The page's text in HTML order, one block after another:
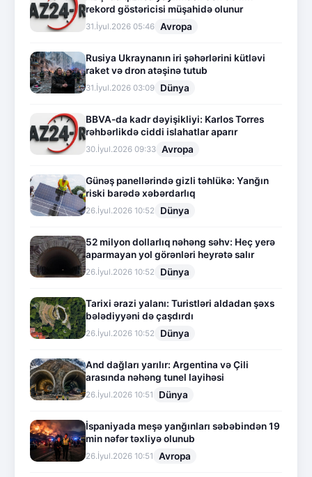
rekord göstəricisi müşahidə olunur
31.İyul.2026 05:46 Avropa
Rusiya Ukraynanın iri şəhərlərini kütləvi
raket və dron atəşinə tutub
31.İyul.2026 03:09 Dünya
BBVA-da kadr dəyişikliyi: Karlos Torres
rəhbərlikdə ciddi islahatlar aparır
30.İyul.2026 09:33 Avropa
Günəş panellərində gizli təhlükə: Yanğın
riski barədə xəbərdarlıq
26.İyul.2026 10:52 Dünya
52 milyon dollarlıq nəhəng səhv: Heç yerə
aparmayan yol görənləri heyrətə salır
26.İyul.2026 10:52 Dünya
Tarixi ərazi yalanı: Turistləri aldadan şəxs
bələdiyyəni də çaşdırdı
26.İyul.2026 10:52 Dünya
And dağları yarılır: Argentina və Çili
arasında nəhəng tunel layihəsi
26.İyul.2026 10:51 Dünya
İspaniyada meşə yanğınları səbəbindən 19
min nəfər təxliyə olunub
26.İyul.2026 10:51 Avropa